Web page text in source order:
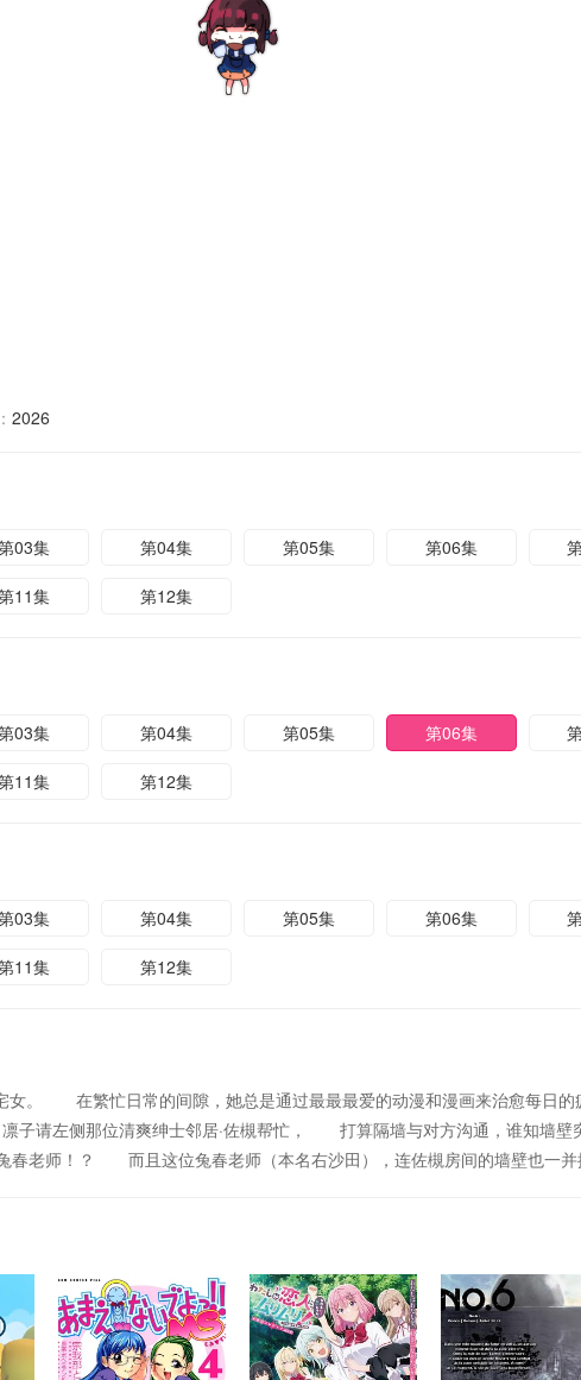
2026
03集 第04集 第05集 第06集
11集 第12集
03集 第04集 第05集 第06集
11集 第12集
03集 第04集 第05集 第06集
11集 第12集
女。 在繁忙日常的间隙，她总是通过最最最爱的动漫和漫画来治愈每日
子请左侧那位清爽绅士邻居·佐槻帮忙， 打算隔墙与对方沟通，谁知墙
春老师！？ 而且这位兔春老师（本名右沙田），连佐槻房间的墙壁也一